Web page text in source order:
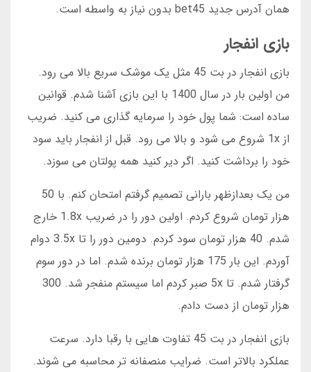
همان آدرس جدید bet45 بدون نیاز به واسطه است.
بازی انفجار
بازی انفجار در بت 45 مثل یک موشک سریع بالا می رود.
من اولین بار در سال 1400 با این بازی آشنا شدم. قوانین
ساده است: شما پول خود را سرمایه گذاری می کنید. ضریب
از 1x شروع می شود و بالا می رود. قبل از انفجار باید سود
خود را برداشت کنید. اگر دیر کنید همه پولتان می سوزد.
من یک بعدازظهر بارانی تصمیم گرفتم امتحان کنم. با 50
هزار تومان شروع کردم. اولین دور را در ضریب 1.8x خارج
شدم. 40 هزار تومان سود کردم. دومین دور را تا 3.5x دوام
آوردم. این بار 175 هزار تومان برنده شدم. اما در دور سوم
گرفتار شدم. تا 5x صبر کردم اما سیستم منفجر شد. 300
هزار تومان از دست دادم.
بازی انفجار در بت 45 تفاوت هایی با رقبا دارد. سرعت
عملکرد بالاتر است. ضرایب منصفانه تر محاسبه می شوند.